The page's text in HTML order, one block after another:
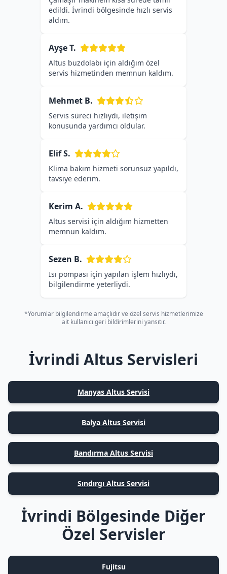
edildi. İvrindi bölgesinde hızlı servis
aldım.
Ayşe T.
Altus buzdolabı için aldığım özel
servis hizmetinden memnun kaldım.
Mehmet B.
Servis süreci hızlıydı, iletişim
konusunda yardımcı oldular.
Elif S.
Klima bakım hizmeti sorunsuz yapıldı,
tavsiye ederim.
Kerim A.
Altus servisi için aldığım hizmetten
memnun kaldım.
Sezen B.
Isı pompası için yapılan işlem hızlıydı,
bilgilendirme yeterliydi.
*Yorumlar bilgilendirme amaçlıdır ve özel servis hizmetlerimize
ait kullanıcı geri bildirimlerini yansıtır.
İvrindi Altus Servisleri
Manyas Altus Servisi
Balya Altus Servisi
Bandırma Altus Servisi
Sındırgı Altus Servisi
İvrindi Bölgesinde Diğer
Özel Servisler
Fujitsu